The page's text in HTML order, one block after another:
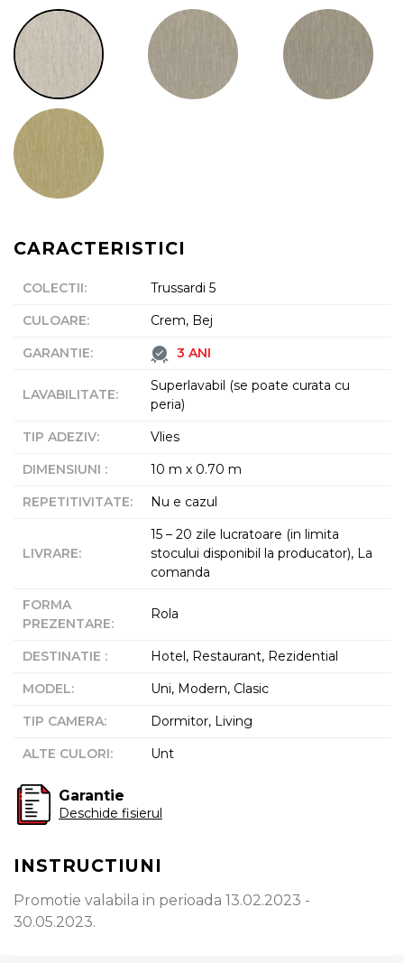
CARACTERISTICI
COLECTII:
Trussardi 5
CULOARE:
Crem, Bej
GARANTIE: 3 ANI
LAVABILITATE:
Superlavabil (se poate curata cu
peria)
TIP ADEZIV:
Vlies
DIMENSIUNI :
10 m x 0.70 m
REPETITIVITATE: Nu e cazul
LIVRARE:
15 – 20 zile lucratoare (in limita
stocului disponibil la producator), La
comanda
FORMA
PREZENTARE:
Rola
DESTINATIE :
Hotel, Restaurant, Rezidential
MODEL:
Uni, Modern, Clasic
TIP CAMERA:
Dormitor, Living
ALTE CULORI: Unt
Garantie
Deschide fisierul
INSTRUCTIUNI
Promotie valabila in perioada 13.02.2023 -
30.05.2023.